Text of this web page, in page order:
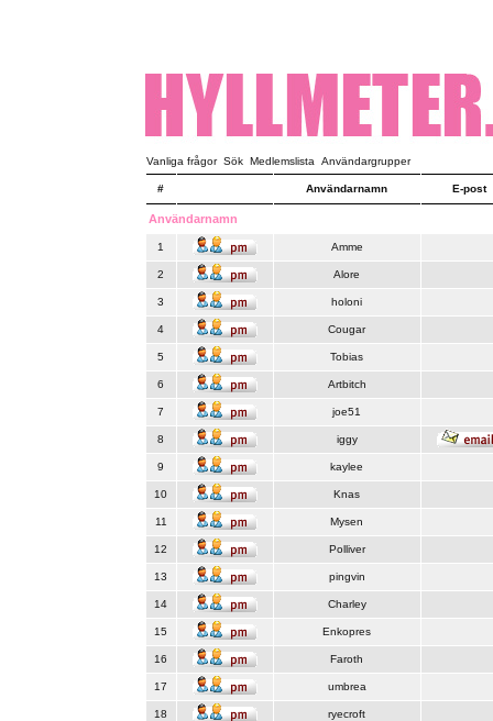
Vanliga frågor Sök Medlemslista Användargrupper
# Användarnamn E-post
Användarnamn
1 Amme
2 Alore
3 holoni
4 Cougar
5 Tobias
6 Artbitch
7 joe51
8 iggy
9 kaylee
10 Knas
11 Mysen
12 Polliver
13 pingvin
14 Charley
15 Enkopres
16 Faroth
17 umbrea
18 ryecroft